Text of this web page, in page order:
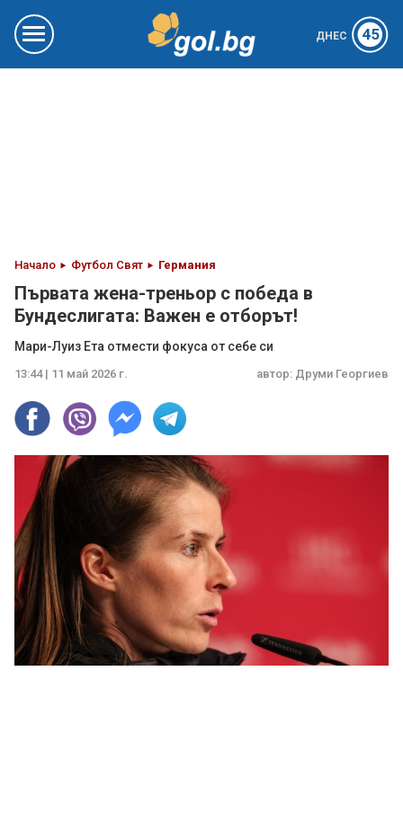
ДНЕС 45
Начало Футбол Свят Германия
Първата жена-треньор с победа в
Бундеслигата: Важен е отборът!
Мари-Луиз Ета отмести фокуса от себе си
13:44 | 11 май 2026 г. автор: Друми Георгиев